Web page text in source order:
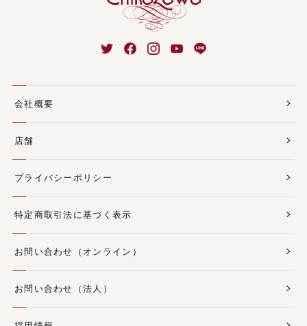
会社概要
店舗
プライバシーポリシー
特定商取引法に基づく表示
お問い合わせ（オンライン）
お問い合わせ（法人）